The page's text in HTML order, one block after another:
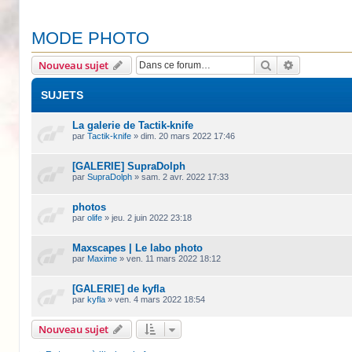
MODE PHOTO
Nouveau sujet Rechercher
SUJETS
La galerie de Tactik-knife
parTactik-knife »dim. 20 mars 2022 17:46
[GALERIE] SupraDolph
parSupraDolph »sam. 2 avr. 2022 17:33
photos
parolife »jeu. 2 juin 2022 23:18
Maxscapes | Le labo photo
par Maxime »ven. 11 mars 2022 18:12
[GALERIE] de kyfla
parkyfla »ven. 4 mars 2022 18:54
Nouveau sujet